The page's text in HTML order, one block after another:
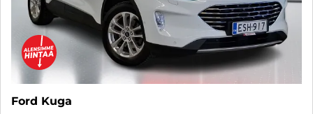
Ford Kuga